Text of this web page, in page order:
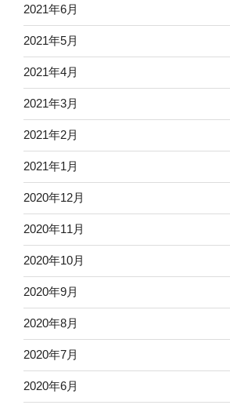
2021年6月
2021年5月
2021年4月
2021年3月
2021年2月
2021年1月
2020年12月
2020年11月
2020年10月
2020年9月
2020年8月
2020年7月
2020年6月